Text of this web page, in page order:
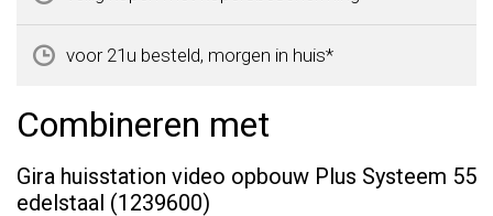
voor 21u besteld, morgen in huis*
Combineren met
Gira huisstation video opbouw Plus Systeem 55
edelstaal (1239600)